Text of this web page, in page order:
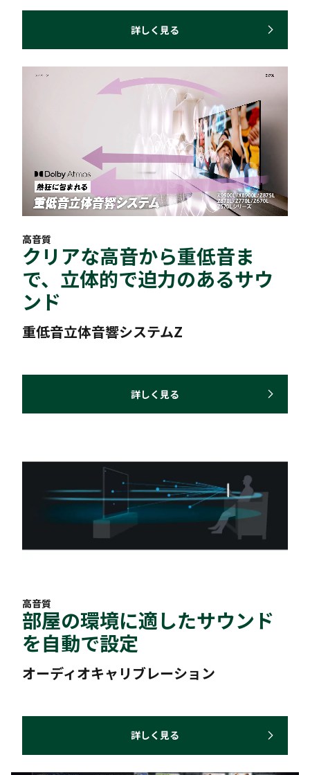
詳しく見る
高音質
クリアな高音から重低音ま
で、立体的で迫力のあるサウ
ンド
重低音立体音響システムZ
詳しく見る
高音質
部屋の環境に適したサウンド
を自動で設定
オーディオキャリブレーション
詳しく見る